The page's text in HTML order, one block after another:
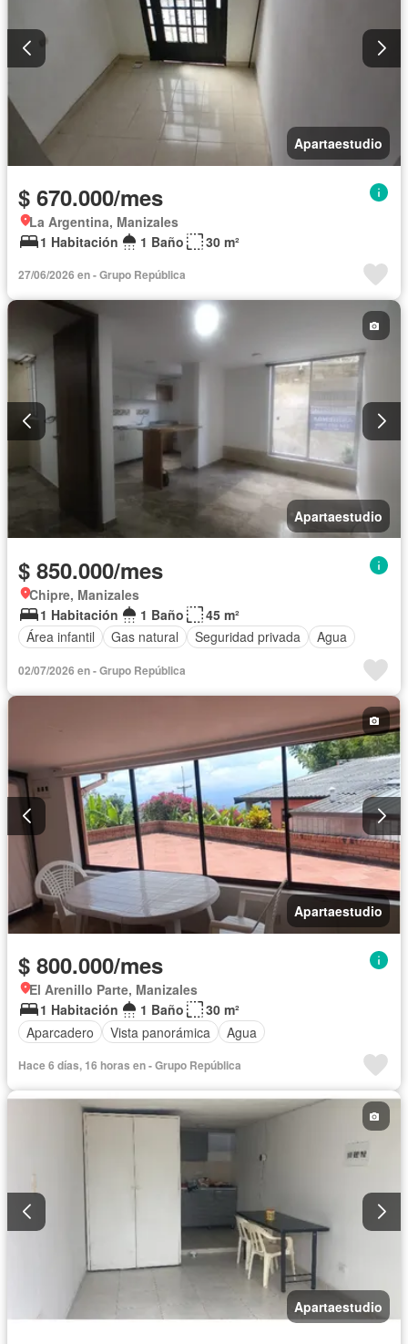
Apartaestudio
$ 670.000/mes
La Argentina, Manizales
1 Habitación
1 Baño 30 m²
27/06/2026 en - Grupo República
Apartaestudio
$ 850.000/mes
Chipre, Manizales
1 Habitación
1 Baño
45 m²
Área infantil
Gas natural Seguridad privada Agua
02/07/2026 en - Grupo República
Apartaestudio
$ 800.000/mes
El Arenillo Parte, Manizales
1 Habitación
1 Baño
30 m²
Aparcadero
Vista panorámica Agua
Hace 6 días, 16 horas en - Grupo República
Apartaestudio